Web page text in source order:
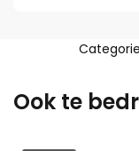
Ook te